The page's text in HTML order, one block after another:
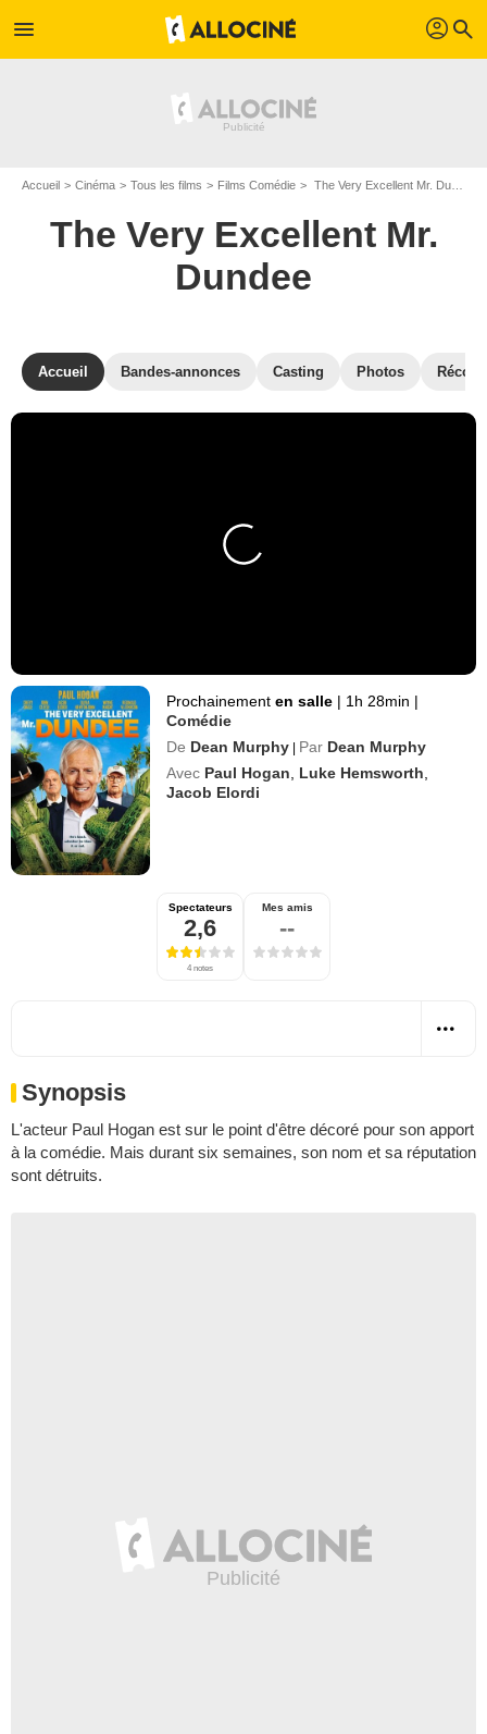
menu profil search
Accueil Cinéma Tous les films Films Comédie The Very Excellent Mr. Dundee de Dean Murphy
The Very Excellent Mr.
Dundee
Accueil Bandes-annonces Casting Photos
Prochainementen salle | 1h 28min |
Comédie
De Dean Murphy | Par Dean Murphy
Avec Paul Hogan Luke Hemsworth
Jacob Elordi
Spectateurs
2,6
4 notes
Mes amis
--
Synopsis
L'acteur Paul Hogan est sur le point d'être décoré pour son apport
à la comédie. Mais durant six semaines, son nom et sa réputation
sont détruits.